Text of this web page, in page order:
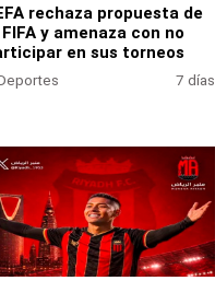
rechaza propuesta de
y amenaza con no
en sus torneos
7 días